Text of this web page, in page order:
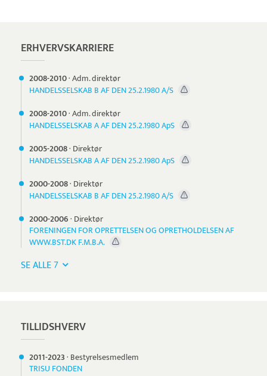
ERHVERVSKARRIERE
2008-2010·Adm. direktør
HANDELSSELSKAB B AF DEN 25.2.1980 A/S
2008-2010·Adm. direktør
HANDELSSELSKAB A AF DEN 25.2.1980 ApS
2005-2008· Direktør
HANDELSSELSKAB A AF DEN 25.2.1980 ApS
2000-2008· Direktør
HANDELSSELSKAB B AF DEN 25.2.1980 A/S
2000-2006· Direktør
FORENINGEN FOR OPRETTELSEN OG OPRETHOLDELSEN AF
WWW.BST.DK F.M.B.A.
SE ALLE 7
TILLIDSHVERV
2011-2023· Bestyrelsesmedlem
TRISU FONDEN